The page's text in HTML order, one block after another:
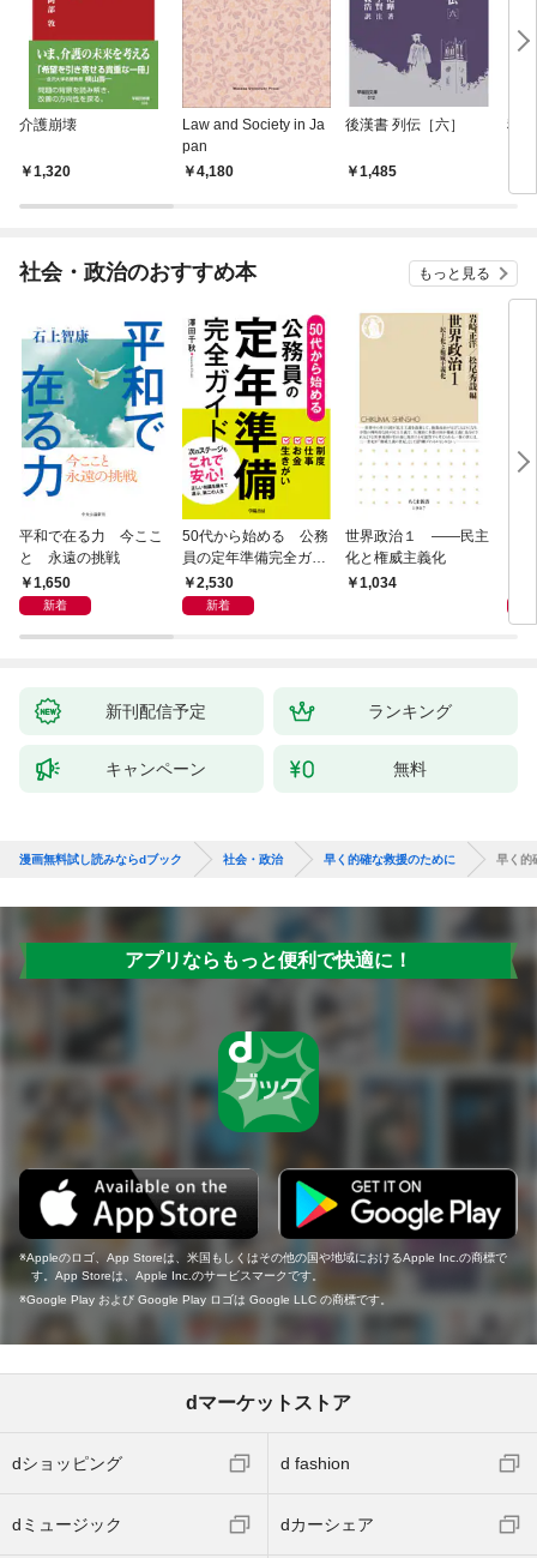
介護崩壊
1,320
Law and Society in Ja
pan
4,180
後漢書 列伝［六］
1,485
税
社会・政治のおすすめ本 もっと見る
平和で在る力 今ここ
と 永遠の挑戦
1,650
新着
50代から始める 公務
員の定年準備完全ガイ
ド2,530
新着
世界政治１ ――民主
化と権威主義化
1,034
新刊配信予定 ランキング
キャンペーン 無料
漫画無料試し読みならdブック 社会・政治 早く的確な救援のために 早く的
アプリならもっと便利で快適に！
Appleのロゴ、App Storeは、米国もしくはその他の国や地域におけるApple Inc.の商標で
す。App Storeは、Apple Inc.のサービスマークです。
Google Play および Google Play ロゴは Google LLC の商標です。
dマーケットストア
dショッピング d fashion
dミュージック dカーシェア